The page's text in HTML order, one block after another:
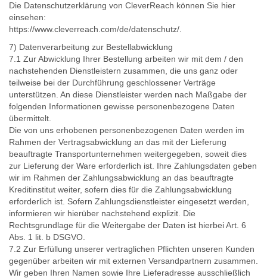
Die Datenschutzerklärung von CleverReach können Sie hier
einsehen:
https://www.cleverreach.com/de/datenschutz/.
7) Datenverarbeitung zur Bestellabwicklung
7.1 Zur Abwicklung Ihrer Bestellung arbeiten wir mit dem / den
nachstehenden Dienstleistern zusammen, die uns ganz oder
teilweise bei der Durchführung geschlossener Verträge
unterstützen. An diese Dienstleister werden nach Maßgabe der
folgenden Informationen gewisse personenbezogene Daten
übermittelt.
Die von uns erhobenen personenbezogenen Daten werden im
Rahmen der Vertragsabwicklung an das mit der Lieferung
beauftragte Transportunternehmen weitergegeben, soweit dies
zur Lieferung der Ware erforderlich ist. Ihre Zahlungsdaten geben
wir im Rahmen der Zahlungsabwicklung an das beauftragte
Kreditinstitut weiter, sofern dies für die Zahlungsabwicklung
erforderlich ist. Sofern Zahlungsdienstleister eingesetzt werden,
informieren wir hierüber nachstehend explizit. Die
Rechtsgrundlage für die Weitergabe der Daten ist hierbei Art. 6
Abs. 1 lit. b DSGVO.
7.2 Zur Erfüllung unserer vertraglichen Pflichten unseren Kunden
gegenüber arbeiten wir mit externen Versandpartnern zusammen.
Wir geben Ihren Namen sowie Ihre Lieferadresse ausschließlich